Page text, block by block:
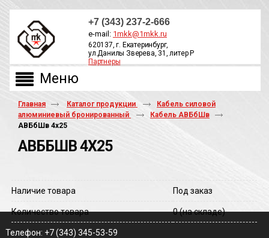
+7 (343) 237-2-666
e-mail: 1mkk@1mkk.ru
620137, г. Екатеринбург,
ул.Данилы Зверева, 31, литер Р
Партнеры
Главная Каталог продукции
Кабель силовой
алюминиевый бронированный
Кабель АВБбШв
АВБбШв 4х25
АВББШВ 4Х25
Наличие товара Под заказ
Количество товара 0(на складе)
Телефон: +7 (343) 345-53-59